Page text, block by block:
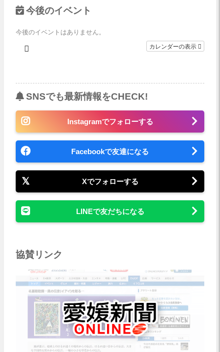
今後のイベント
今後のイベントはありません。
カレンダーの表示
SNSでも最新情報をCHECK!
Instagramでフォローする
Facebookで友達になる
Xでフォローする
LINEで友だちになる
協賛リンク